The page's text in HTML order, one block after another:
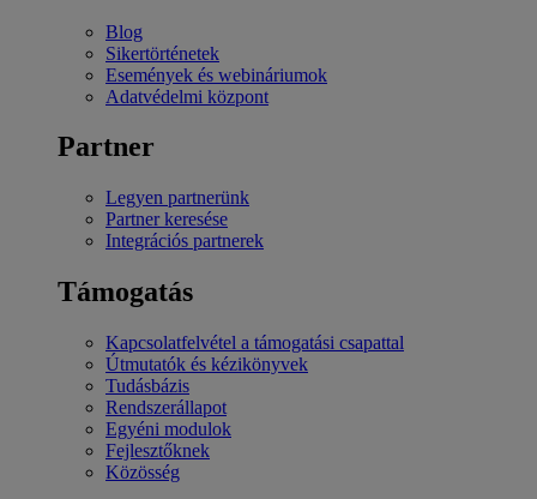
Blog
Sikertörténetek
Események és webináriumok
Adatvédelmi központ
Partner
Legyen partnerünk
Partner keresése
Integrációs partnerek
Támogatás
Kapcsolatfelvétel a támogatási csapattal
Útmutatók és kézikönyvek
Tudásbázis
Rendszerállapot
Egyéni modulok
Fejlesztőknek
Közösség